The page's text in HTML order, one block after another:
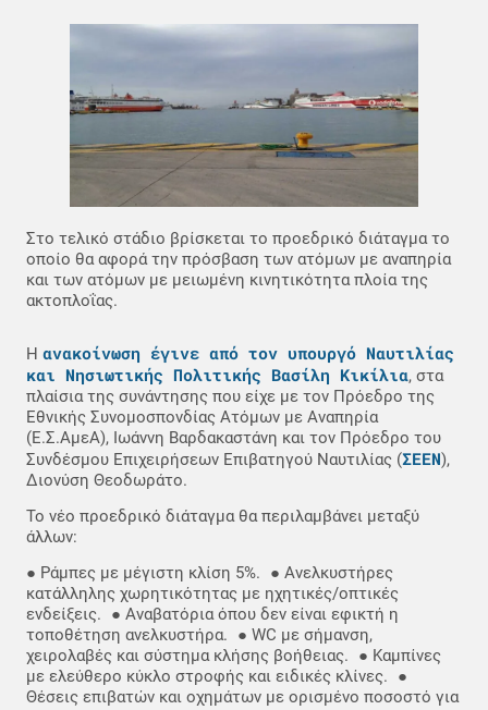
Στο τελικό στάδιο βρίσκεται το προεδρικό διάταγμα το
οποίο θα αφορά την πρόσβαση των ατόμων με αναπηρία
και των ατόμων με μειωμένη κινητικότητα πλοία της
ακτοπλοΐας.
Η ανακοίνωση έγινε από τον υπουργό Ναυτιλίας
και Νησιωτικής Πολιτικής Βασίλη Κικίλια, στα
πλαίσια της συνάντησης που είχε με τον Πρόεδρο της
Εθνικής Συνομοσπονδίας Ατόμων με Αναπηρία
(Ε.Σ.ΑμεΑ), Ιωάννη Βαρδακαστάνη και τον Πρόεδρο του
Συνδέσμου Επιχειρήσεων Επιβατηγού Ναυτιλίας (ΣΕΕΝ),
Διονύση Θεοδωράτο.
Το νέο προεδρικό διάταγμα θα περιλαμβάνει μεταξύ
άλλων:
● Ράμπες με μέγιστη κλίση 5%. ● Ανελκυστήρες
κατάλληλης χωρητικότητας με ηχητικές/οπτικές
ενδείξεις. ● Αναβατόρια όπου δεν είναι εφικτή η
τοποθέτηση ανελκυστήρα. ● WC με σήμανση,
χειρολαβές και σύστημα κλήσης βοήθειας. ● Καμπίνες
με ελεύθερο κύκλο στροφής και ειδικές κλίνες. ●
Θέσεις επιβατών και οχημάτων με ορισμένο ποσοστό για